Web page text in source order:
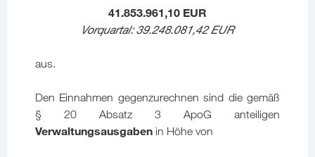
41.853.961,10 EUR
Vorquartal: 39.248.081,42 EUR
aus.
Den Einnahmen gegenzurechnen sind die gemäß
§ 20 Absatz 3 ApoG anteiligen
Verwaltungsausgaben in Höhe von